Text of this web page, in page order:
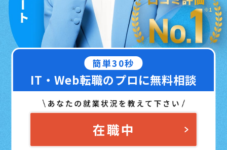
簡単30秒
IT・Web転職のプロに無料相談